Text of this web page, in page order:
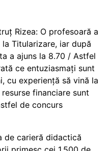
Rizea: O profesoară a
Titularizare, iar după
a ajuns la 8.70 / Astfel
ce entuziasmați sunt
cu experiență să vină la
financiare sunt
de concurs
de carieră didactică